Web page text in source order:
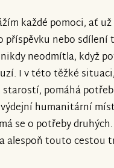
každé pomoci, ať
příspěvku nebo sdílení
neodmítla, když
I v této těžké
starostí, pomáhá
humanitární
se o potřeby
alespoň touto cestou